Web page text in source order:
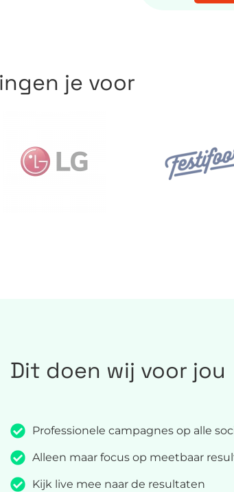
je voor
Dit doen wij voor jou
Professionele campagnes op alle
Alleen maar focus op meetbaar
Kijk live mee naar de resultaten